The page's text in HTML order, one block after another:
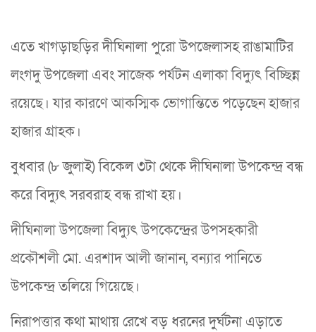
এতে খাগড়াছড়ির দীঘিনালা পুরো উপজেলাসহ রাঙামাটির
লংগদু উপজেলা এবং সাজেক পর্যটন এলাকা বিদ্যুৎ বিচ্ছিন্ন
রয়েছে। যার কারণে আকস্মিক ভোগান্তিতে পড়েছেন হাজার
হাজার গ্রাহক।
বুধবার (৮ জুলাই) বিকেল ৩টা থেকে দীঘিনালা উপকেন্দ্র বন্ধ
করে বিদ্যুৎ সরবরাহ বন্ধ রাখা হয়।
দীঘিনালা উপজেলা বিদ্যুৎ উপকেন্দ্রের উপসহকারী
প্রকৌশলী মো. এরশাদ আলী জানান,​ বন্যার পানিতে
উপকেন্দ্র তলিয়ে গিয়েছে।
নিরাপত্তার কথা মাথায় রেখে বড় ধরনের দুর্ঘটনা এড়াতে